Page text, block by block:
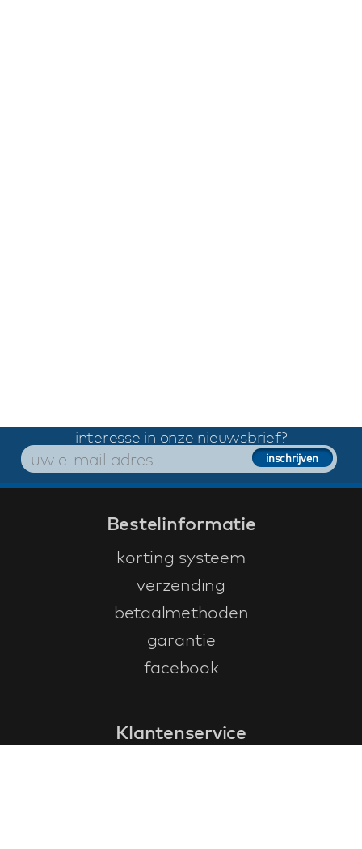
interesse in onze nieuwsbrief?
Bestelinformatie
korting systeem
verzending
betaalmethoden
garantie
facebook
Klantenservice